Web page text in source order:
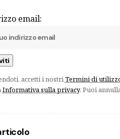
email:
accetti i nostriTermini di
Informativa sulla privacy. Puoi